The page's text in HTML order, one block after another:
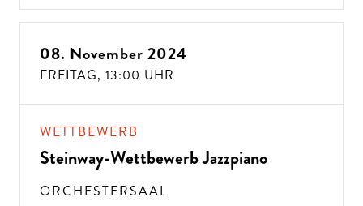
08. November 2024
FREITAG, 13:00 UHR
WETTBEWERB
Steinway-Wettbewerb Jazzpiano
ORCHESTERSAAL